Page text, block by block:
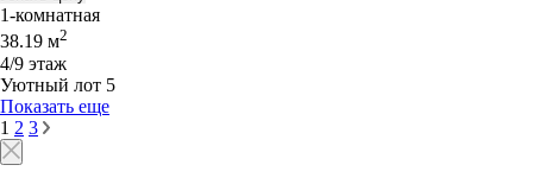
1-комнатная
38.19 м2
4/9 этаж
Уютный лот 5
Показать еще
1 2 3